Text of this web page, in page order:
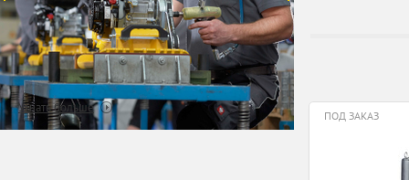
Узнать больше
ПОД ЗАКАЗ